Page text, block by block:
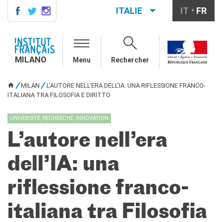
AGENDA
CONTACTS
COURS DE FRANÇAIS
annuels de français
Cours intensifs mensuels de
français
adolescents
Cours privés sur mesure
Ateliers thématiques
Cours de préparation
DELF/DALF
Corsi su piattaforma
ITALIE IT FR
MILANO Menu Rechercher
VOUS ÊTES ICI
MILAN
L’AUTORE NELL’ERA DELL’IA: UNA RIFLESSIONE FRANCO-
ITALIANA TRA FILOSOFIA E DIRITTO
UNIVERSITÉ, RECHERCHE, INNOVATION
L’autore nell’era
dell’IA: una
riflessione franco-
italiana tra Filosofia